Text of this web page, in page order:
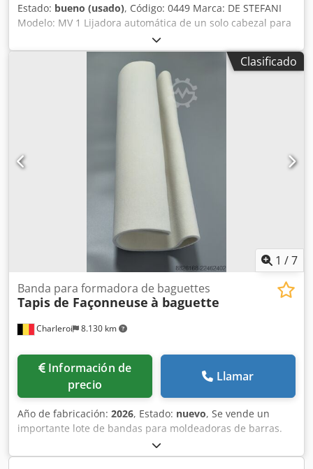
Estado: bueno (usado), Código: 0449 Marca: DE STEFANI
Modelo: MV 1 Lijadora automática de un solo cabezal para
cantos y perfiles de madera, madera maciza, madera
chapada y otros materiales. Lijadora para perfiles y rebajes
con plato intercambiable, inclinable de -15° a +90° Motor
de 2 velocidades, rpm 710/1420 – Cv 1,3 – 2,5 Altura de
trabajo mm 100 Alimentación automática con velocidad
variable Guía de entrada ajustable Dodpjzmyp Ajfx Aa Esck
Aire comprimido 6 atm Diámetro de la salida de extracción
100 mm Dimensiones totales mm 2100 x 1600 x 1350 h
Peso kg 950
Clasificado
1 /7
Charleroi 8.130 km
Banda para formadora de baguettes
Tapis de Façonneuse à baguette
Información de
precio
Llamar
Año de fabricación: 2026, Estado: nuevo, Se vende un
importante lote de bandas para moldeadoras de barras.
Marcas disponibles: Dsdpfx Aaozqt Tcs Esck - MAJOR -
BONGARD - MERAND TENOR/TREGOR - BERTRAND